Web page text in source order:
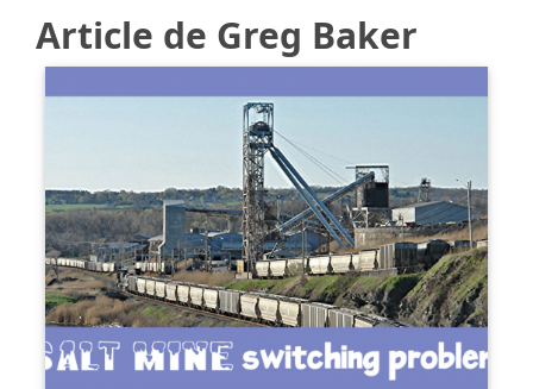
Article de Greg Baker